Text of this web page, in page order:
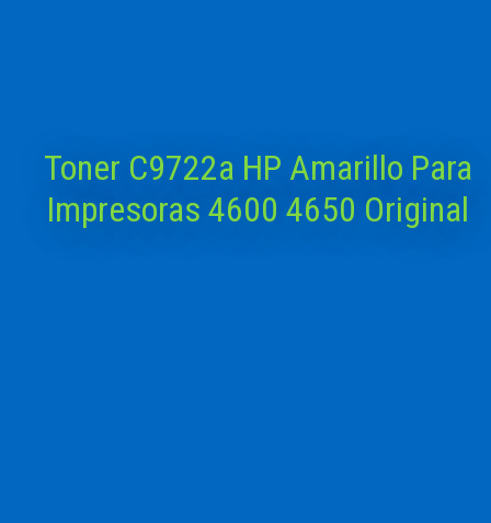
Toner C9722a HP Amarillo Para
Impresoras 4600 4650 Original